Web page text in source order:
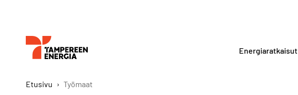
Energiaratkaisut
Etusivu › Työmaat